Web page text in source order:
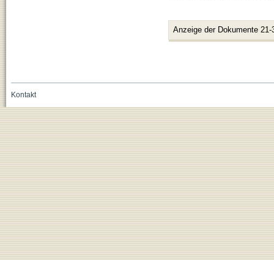
Anzeige der Dokumente 21-
Kontakt